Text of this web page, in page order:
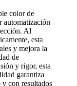
color de
automatización
Al
esta
y mejora la
de
y rigor, esta
garantiza
con resultados